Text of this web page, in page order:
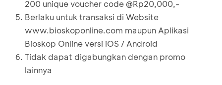
200 unique voucher code @Rp20,000,-
Berlaku untuk transaksi di Website
www.bioskoponline.com maupun Aplikasi
Bioskop Online versi iOS / Android
Tidak dapat digabungkan dengan promo
lainnya